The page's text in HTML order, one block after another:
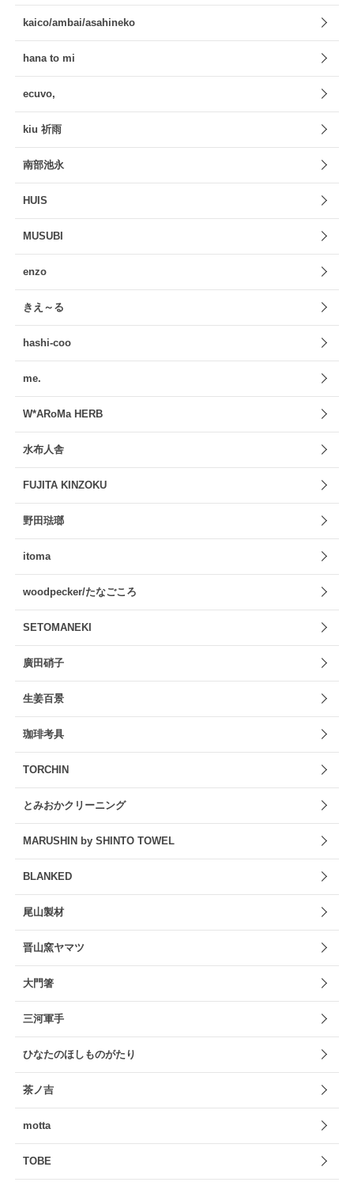
kaico/ambai/asahineko
hana to mi
ecuvo,
kiu 祈雨
南部池永
HUIS
MUSUBI
enzo
きえ～る
hashi-coo
me.
W*ARoMa HERB
水布人舎
FUJITA KINZOKU
野田琺瑯
itoma
woodpecker/たなごころ
SETOMANEKI
廣田硝子
生姜百景
珈琲考具
TORCHIN
とみおかクリーニング
MARUSHIN by SHINTO TOWEL
BLANKED
尾山製材
晋山窯ヤマツ
大門箸
三河軍手
ひなたのほしものがたり
茶ノ吉
motta
TOBE